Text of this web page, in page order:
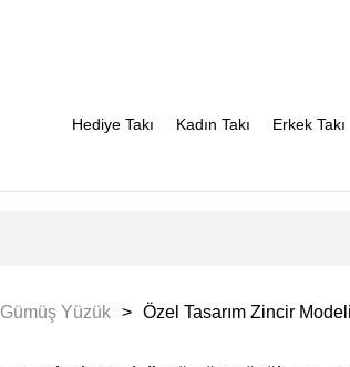
Hediye Takı Kadın Takı Erkek Takı
Gümüş Yüzük Özel Tasarım Zincir